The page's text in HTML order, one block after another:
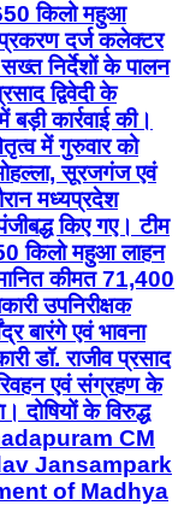
650 किलो महुआ
दर्ज कलेक्टर
निर्देशों के पालन
द्विवेदी के
कार्रवाई की।
में गुरुवार को
सूरजगंज एवं
मध्यप्रदेश
किए गए। टीम
किलो महुआ लाहन
कीमत 71,400
उपनिरीक्षक
बारंगे एवं भावना
डॉ. राजीव प्रसाद
एवं संग्रहण के
दोषियों के विरुद्ध
CM
Jansampark
of Madhya